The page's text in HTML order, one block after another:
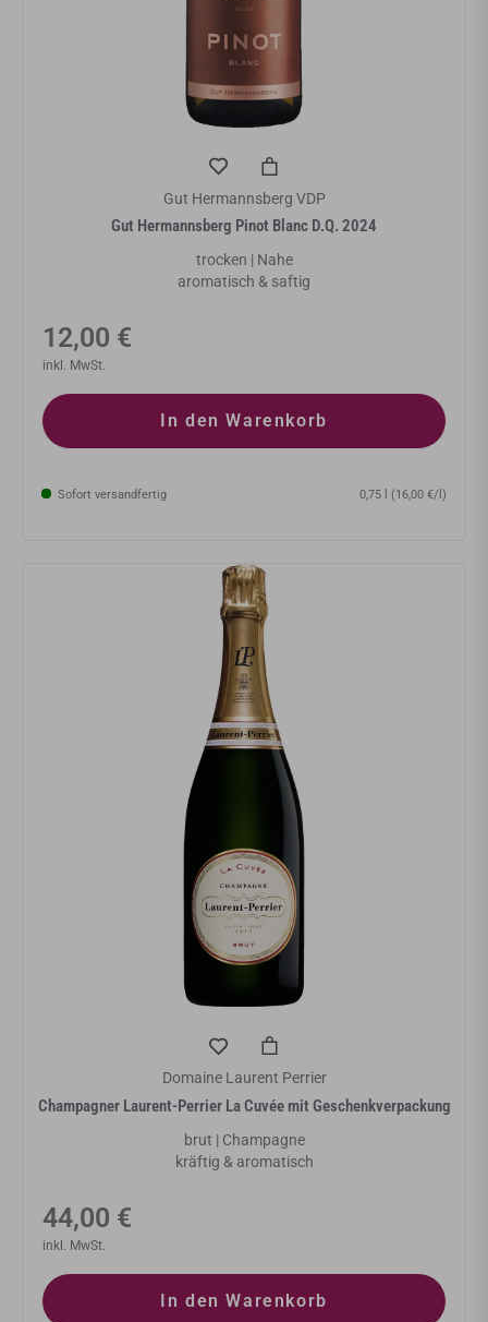
Gut Hermannsberg VDP
Gut Hermannsberg Pinot Blanc D.Q. 2024
trocken | Nahe
aromatisch & saftig
Normaler
Preis
12,00 €
inkl. MwSt.
In den Warenkorb
Sofort versandfertig 0,75 l (16,00 €/l)
Domaine Laurent Perrier
Champagner Laurent-Perrier La Cuvée mit Geschenkverpackung
brut | Champagne
kräftig & aromatisch
Normaler
Preis
44,00 €
inkl. MwSt.
In den Warenkorb